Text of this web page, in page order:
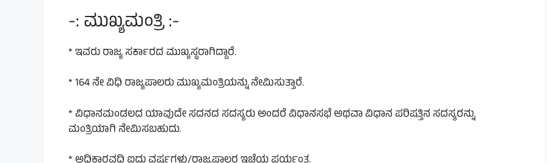
-: ಮುಖ್ಯಮಂತ್ರಿ :-
* ಇವರು ರಾಜ್ಯ ಸರ್ಕಾರದ ಮುಖ್ಯಸ್ಥರಾಗಿದ್ದಾರೆ.
* 164 ನೇ ವಿಧಿ ರಾಜ್ಯಪಾಲರು ಮುಖ್ಯಮಂತ್ರಿಯನ್ನು ನೇಮಿಸುತ್ತಾರೆ.
* ವಿಧಾನಮಂಡಲದ ಯಾವುದೇ ಸದನದ ಸದಸ್ಯರು ಅಂದರೆ ವಿಧಾನಸಭೆ ಅಥವಾ ವಿಧಾನ ಪರಿಷತ್ತಿನ ಸದಸ್ಯರನ್ನು
ಮಂತ್ರಿಯಾಗಿ ನೇಮಿಸಬಹುದು.